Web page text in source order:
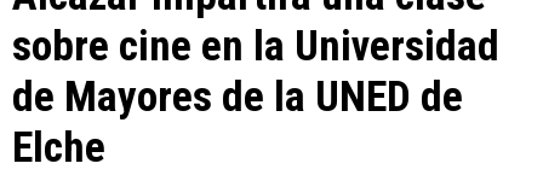
sobre cine en la Universidad
de Mayores de la UNED de
Elche